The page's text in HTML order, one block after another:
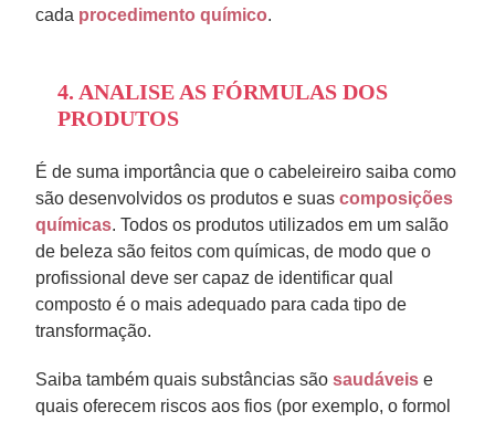
cada procedimento químico.
4. ANALISE AS FÓRMULAS DOS
PRODUTOS
É de suma importância que o cabeleireiro saiba como
são desenvolvidos os produtos e suas composições
químicas. Todos os produtos utilizados em um salão
de beleza são feitos com químicas, de modo que o
profissional deve ser capaz de identificar qual
composto é o mais adequado para cada tipo de
transformação.
Saiba também quais substâncias são saudáveis e
quais oferecem riscos aos fios (por exemplo, o formol